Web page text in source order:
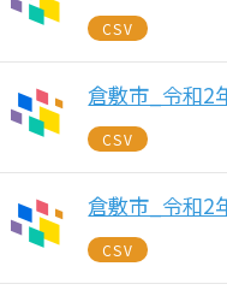
CSV
倉敷市_令和2
CSV
倉敷市_令和2
CSV